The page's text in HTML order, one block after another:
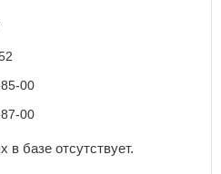
00
00
базе отсутствует.
ВОЙТИ